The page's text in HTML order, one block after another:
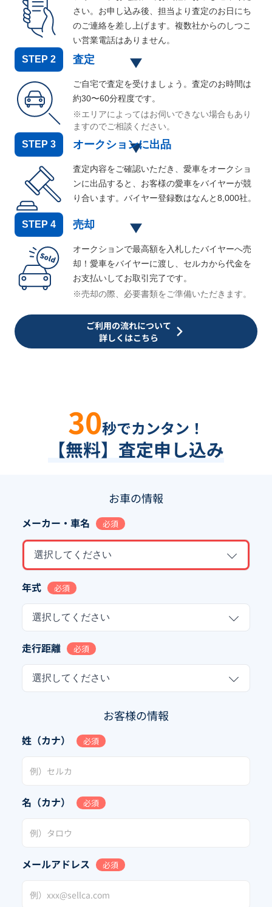
さい。お申し込み後、担当より査定のお日にち
のご連絡を差し上げます。複数社からのしつこ
い営業電話はありません。
STEP 2 査定
ご自宅で査定を受けましょう。査定のお時間は
約30〜60分程度です。
※エリアによってはお伺いできない場合もあり
ますのでご相談ください。
STEP 3 オークションに出品
査定内容をご確認いただき、愛車をオークショ
ンに出品すると、お客様の愛車をバイヤーが競
り合います。バイヤー登録数はなんと8,000社。
STEP 4 売却
オークションで最高額を入札したバイヤーへ売
却！愛車をバイヤーに渡し、セルカから代金を
お支払いしてお取引完了です。
※売却の際、必要書類をご準備いただきます。
ご利用の流れについて
詳しくはこちら
30秒でカンタン！
【無料】査定申し込み
お車の情報
メーカー・車名 必須
選択してください
年式 必須
選択してください
走行距離 必須
選択してください
お客様の情報
姓（カナ） 必須
名（カナ） 必須
メールアドレス 必須